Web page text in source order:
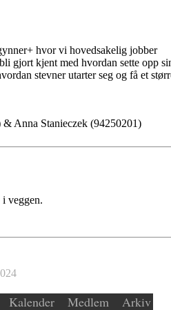
hvor vi hovedsakelig jobber
gjort kjent med hvordan sette opp
stevner utarter seg og få et
Anna Stanieczek (94250201)
veggen.
Kalender Medlem Arkiv